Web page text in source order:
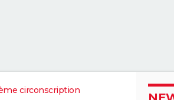
circonscription